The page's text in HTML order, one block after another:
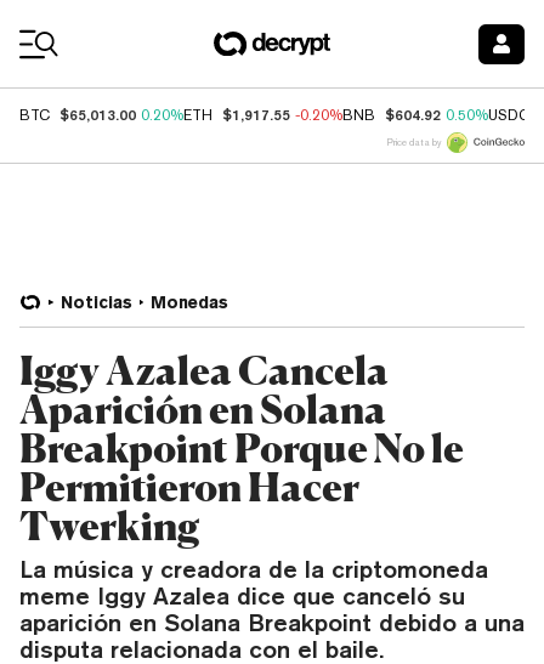
BTC $65,013.00 0.20%ETH $1,917.55 -0.20%BNB $604.92 0.50%USDC
Price data by
Noticias Monedas
Iggy Azalea Cancela
Aparición en Solana
Breakpoint Porque No le
Permitieron Hacer
Twerking
La música y creadora de la criptomoneda
meme Iggy Azalea dice que canceló su
aparición en Solana Breakpoint debido a una
disputa relacionada con el baile.